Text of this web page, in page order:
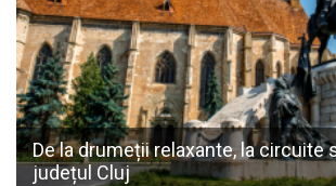
De la drumeții relaxante, la circuite
județul Cluj